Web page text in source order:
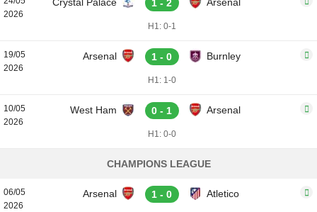
2026
1 - 2
H1: 0-1
19/05
2026
Arsenal 1 - 0 Burnley
H1: 1-0
10/05
2026
West Ham 0 - 1 Arsenal
H1: 0-0
CHAMPIONS LEAGUE
06/05
2026
Arsenal 1 - 0 Atletico